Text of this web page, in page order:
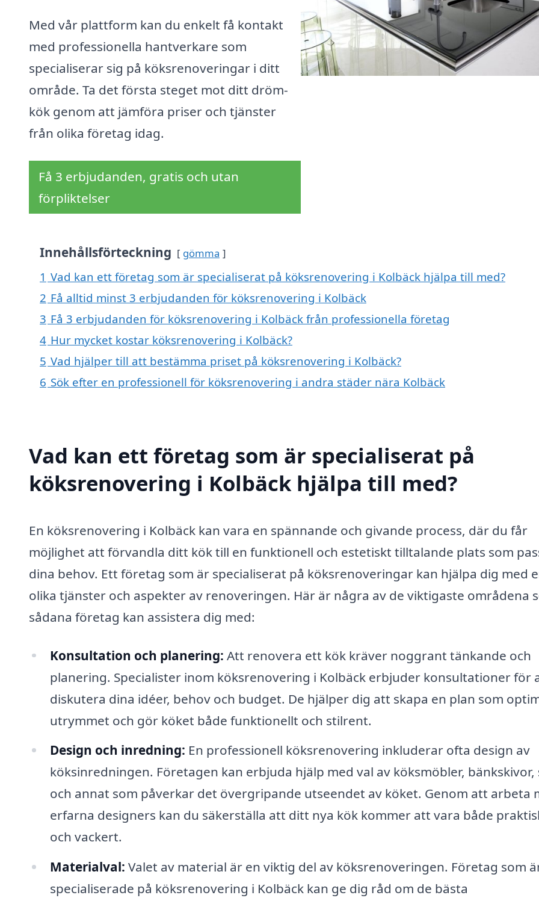
Med vår plattform kan du enkelt få kontakt
med professionella hantverkare som
specialiserar sig på köksrenoveringar i ditt
område. Ta det första steget mot ditt dröm-
kök genom att jämföra priser och tjänster
från olika företag idag.
Få 3 erbjudanden, gratis och utan
förpliktelser
Innehållsförteckning gömma
1 Vad kan ett företag som är specialiserat på köksrenovering i Kolbäck hjälpa till med?
2 Få alltid minst 3 erbjudanden för köksrenovering i Kolbäck
3 Få 3 erbjudanden för köksrenovering i Kolbäck från professionella företag
4 Hur mycket kostar köksrenovering i Kolbäck?
5 Vad hjälper till att bestämma priset på köksrenovering i Kolbäck?
6 Sök efter en professionell för köksrenovering i andra städer nära Kolbäck
Vad kan ett företag som är specialiserat på
köksrenovering i Kolbäck hjälpa till med?
En köksrenovering i Kolbäck kan vara en spännande och givande process, där du får
möjlighet att förvandla ditt kök till en funktionell och estetiskt tilltalande plats som
dina behov. Ett företag som är specialiserat på köksrenoveringar kan hjälpa dig med
olika tjänster och aspekter av renoveringen. Här är några av de viktigaste områdena
sådana företag kan assistera dig med:
Konsultation och planering: Att renovera ett kök kräver noggrant tänkande och
planering. Specialister inom köksrenovering i Kolbäck erbjuder konsultationer för
diskutera dina idéer, behov och budget. De hjälper dig att skapa en plan som
utrymmet och gör köket både funktionellt och stilrent.
Design och inredning: En professionell köksrenovering inkluderar ofta design av
köksinredningen. Företagen kan erbjuda hjälp med val av köksmöbler, bänkskivor,
och annat som påverkar det övergripande utseendet av köket. Genom att arbeta
erfarna designers kan du säkerställa att ditt nya kök kommer att vara både
och vackert.
Materialval: Valet av material är en viktig del av köksrenoveringen. Företag som
specialiserade på köksrenovering i Kolbäck kan ge dig råd om de bästa